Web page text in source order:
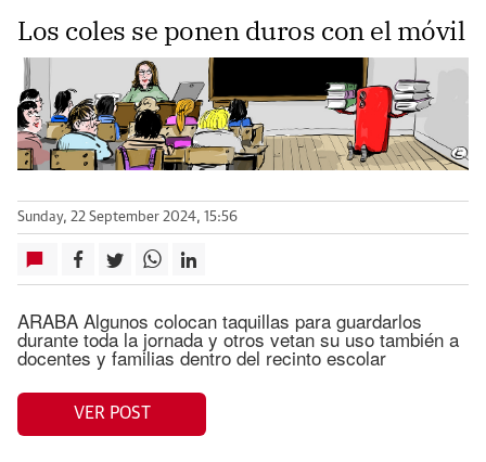
Los coles se ponen duros con el móvil
Sunday, 22 September 2024, 15:56
ARABA Algunos colocan taquillas para guardarlos
durante toda la jornada y otros vetan su uso también a
docentes y familias dentro del recinto escolar
VER POST